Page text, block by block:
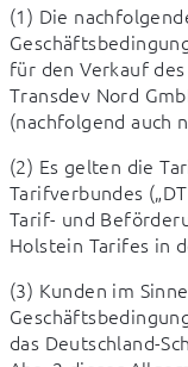
(1) Die
für den Verkauf
Transdev Nord
(nachfolgend auch
(2) Es gelten die
Tarifverbundes
Tarif- und
Holstein Tarifes in
(3) Kunden im
das Deutschland-